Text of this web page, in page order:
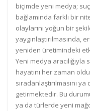
biçimde yeni medya;
bağlamında farklı bir
olaylarını yoğun bir
yaygınlaştırılmasında,
yeniden üretimindeki
Yeni medya
hayatını her zaman
sıradanlaştırılmasını
getirmektedir. Bu
ya da türlerde yeni